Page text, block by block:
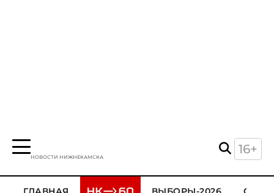
НОВОСТИ НИЖНЕКАМСКА
16+